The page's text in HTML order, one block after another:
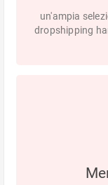
un'ampia
dropshipping